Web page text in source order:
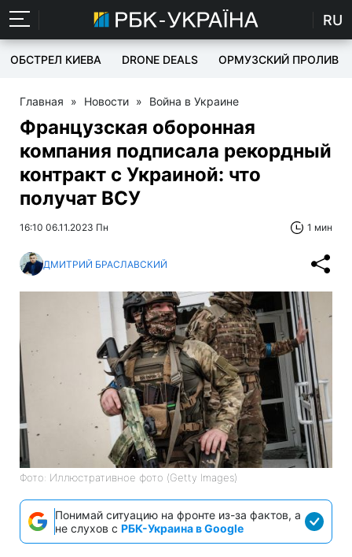
RU
ОБСТРЕЛ КИЕВА DRONE DEALS ОРМУЗСКИЙ ПРОЛИВ
Главная » Новости » Война в Украине
Французская оборонная
компания подписала рекордный
контракт с Украиной: что
получат ВСУ
16:10 06.11.2023 Пн 1 мин
ДМИТРИЙ БРАСЛАВСКИЙ
Фото: Иллюстративное фото (Getty Images)
Понимай ситуацию на фронте из-за фактов, а
не слухов с РБК-Украина в Google